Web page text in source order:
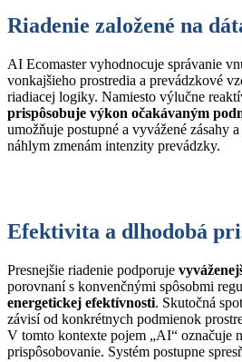
Riadenie založené na
AI Ecomaster vyhodnocuje správanie
vonkajšieho prostredia a prevádzkové
riadiacej logiky. Namiesto výlučne
prispôsobuje výkon očakávaným
umožňuje postupné a vyvážené zásahy
náhlym zmenám intenzity prevádzky.
Efektivita a dlhodobá
Presnejšie riadenie podporuje
porovnaní s konvenčnými spôsobmi
energetickej efektívnosti. Skutočná
závisí od konkrétnych podmienok
V tomto kontexte pojem „AI“ označuje
prispôsobovanie. Systém postupne